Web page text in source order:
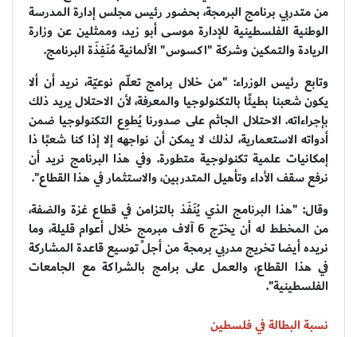
من متدربي برنامج البرمجة، بحضور رئيس مجلس إدارة المدرسة
الوطنية الفلسطينية للإدارة موسى أبو زيد، وممثلين عن وزارة
الريادة والتمكين وشركة "اكسوس" الألمانية مُنَفِذَة البرنامج.
وتابع رئيس الوزراء: "من خلال برامج تعلّم نوعيّة، نريد أن ألا
يكون شعبنا بطيئًا بالتكنولوجيا والمعرفة، لأن الاحتلال يريد ذلك
بإجراءاته. الاحتلال الجاثم على صدورنا يُطوِع التكنولوجيا ضمن
أدواته الاستعمارية، لذلك لا يمكن أن نواجهه إلا إذا كنا شعبًا ذا
إمكانيات علمية تكنولوجية متطورة. وفي هذا البرنامج نريد أن
نرفع سقف الأداء وتأهيل المتدربين، والاستثمار في هذا القطاع".
وقال: "هذا البرنامج الذي يُنَفَذ بالتزامن في قطاع غزة والضفة،
من المخطط له أن يخرّج 6 آلاف مبرمجٍ خلال أعوام قليلة، وما
نريده أيضا تخريج مدربي برمجة من أجل توسيع قاعدة المشاركة
في هذا القطاع، والعمل على برامج بالشراكة مع الجامعات
الفلسطينية".
نسبة البطالة في فلسطين